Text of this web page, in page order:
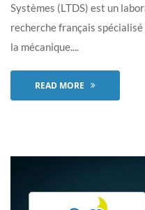
Systèmes (LTDS) est un
recherche français
la mécanique....
READ MORE